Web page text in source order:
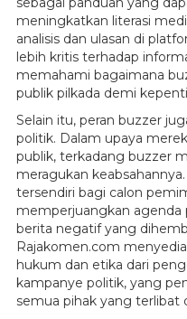
meningkatkan literasi
analisis dan ulasan di
lebih kritis terhadap
memahami bagaimana
publik pilkada demi
Selain itu, peran buzzer
politik. Dalam upaya
publik, terkadang buzzer
meragukan
tersendiri bagi calon
memperjuangkan
berita negatif yang
Rajakomen.com
hukum dan etika dari
kampanye politik, yang
semua pihak yang terlibat